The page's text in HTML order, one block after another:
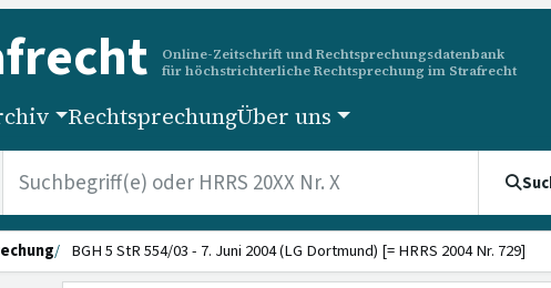
Online-Zeitschrift und Rechtsprechungsdatenbank
für höchstrichterliche Rechtsprechung im Strafrecht
RechtsprechungÜber uns
BGH 5 StR 554/03 - 7. Juni 2004 (LG Dortmund) [= HRRS 2004 Nr. 729]